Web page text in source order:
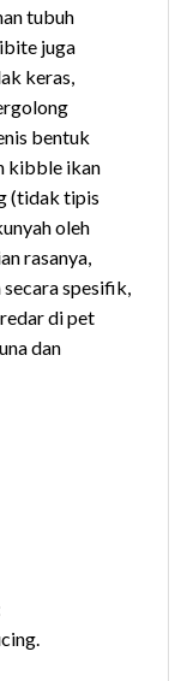
tubuh
juga
keras,
bentuk
kibble ikan
(tidak tipis
oleh
rasanya,
spesifik,
di pet
dan